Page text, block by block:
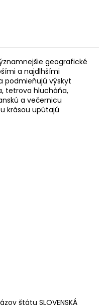
geografické
a najdlhšími
podmieňujú výskyt
tetrova hlucháňa,
a večernicu
krásou upútajú
štátu SLOVENSKÁ